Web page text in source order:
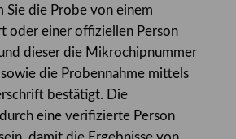
Sie die Probe von einem
oder einer offiziellen Person
dieser die Mikrochipnummer
die Probennahme mittels
bestätigt. Die
eine verifizierte Person